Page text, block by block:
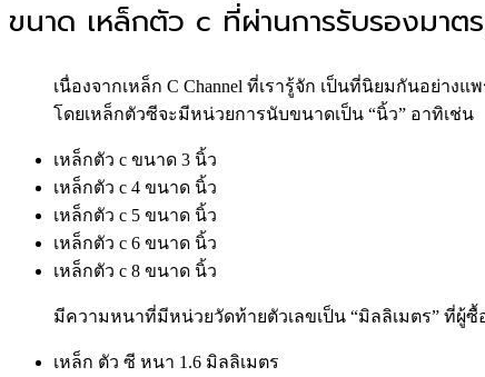
ขนาด เหล็กตัว c ที่ผ่านการรับรองมาต
เนื่องจากเหล็ก C Channel ที่เรารู้จัก เป็นที่นิยมกันอย่
โดยเหล็กตัวซีจะมีหน่วยการนับขนาดเป็น “นิ้ว” อาทิเช่น
เหล็กตัว c ขนาด 3 นิ้ว
เหล็กตัว c 4 ขนาด นิ้ว
เหล็กตัว c 5 ขนาด นิ้ว
เหล็กตัว c 6 ขนาด นิ้ว
เหล็กตัว c 8 ขนาด นิ้ว
มีความหนาที่มีหน่วยวัดท้ายตัวเลขเป็น “มิลลิเมตร” ที่ผู้ซื้
เหล็ก ตัว ซี หนา 1.6 มิลลิเมตร